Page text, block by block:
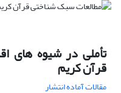
تأملی در شیوه های
قرآن کریم
مقالات آماده انتشار